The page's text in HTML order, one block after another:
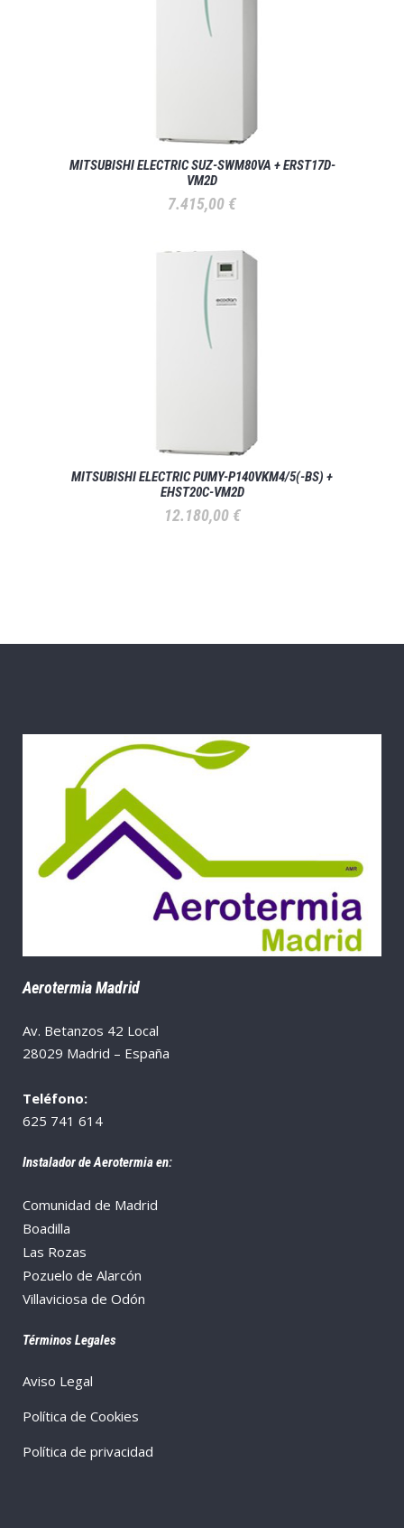
MITSUBISHI ELECTRIC SUZ-SWM80VA + ERST17D-
VM2D
7.415,00 €
MITSUBISHI ELECTRIC PUMY-P140VKM4/5(-BS) +
EHST20C-VM2D
12.180,00 €
Aerotermia Madrid
Av. Betanzos 42 Local
28029 Madrid – España
Teléfono:
625 741 614
Instalador de Aerotermia en:
Comunidad de Madrid
Boadilla
Las Rozas
Pozuelo de Alarcón
Villaviciosa de Odón
Términos Legales
Aviso Legal
Política de Cookies
Política de privacidad